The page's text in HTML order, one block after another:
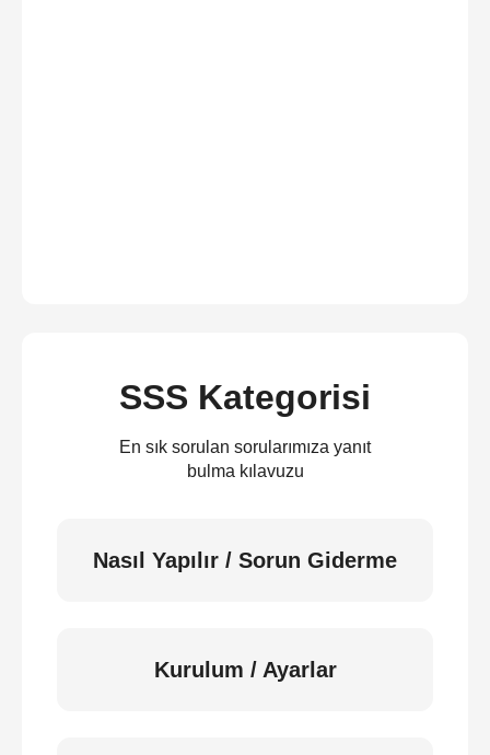
SSS Kategorisi
En sık sorulan sorularımıza yanıt
bulma kılavuzu
Nasıl Yapılır / Sorun Giderme
Kurulum / Ayarlar